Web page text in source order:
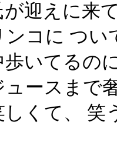
迎えに来
ンコに つ
いてるの
ースまで
くて、 笑